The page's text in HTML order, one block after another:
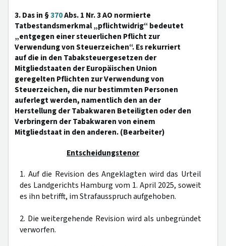
3. Das in §370Abs. 1 Nr. 3 AO normierte
Tatbestandsmerkmal „pflichtwidrig“ bedeutet
„entgegen einer steuerlichen Pflicht zur
Verwendung von Steuerzeichen“. Es rekurriert
auf die in den Tabaksteuergesetzen der
Mitgliedstaaten der Europäischen Union
geregelten Pflichten zur Verwendung von
Steuerzeichen, die nur bestimmten Personen
auferlegt werden, namentlich den an der
Herstellung der Tabakwaren Beteiligten oder den
Verbringern der Tabakwaren von einem
Mitgliedstaat in den anderen. (Bearbeiter)
Entscheidungstenor
1. Auf die Revision des Angeklagten wird das Urteil
des Landgerichts Hamburg vom 1. April 2025, soweit
es ihn betrifft, im Strafausspruch aufgehoben.
2. Die weitergehende Revision wird als unbegründet
verworfen.